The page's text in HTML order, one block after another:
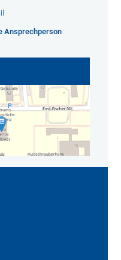
Ansprechperson